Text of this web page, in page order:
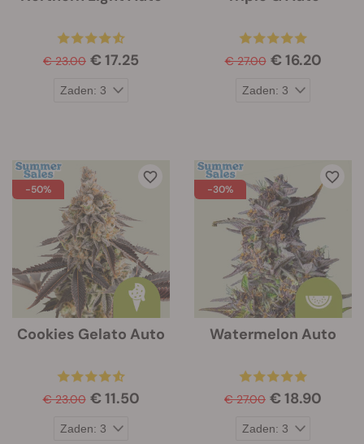
€ 23.00 € 17.25 € 27.00 € 16.20
-50%
Cookies Gelato Auto
€ 23.00 € 11.50
-30%
Watermelon Auto
€ 27.00 € 18.90